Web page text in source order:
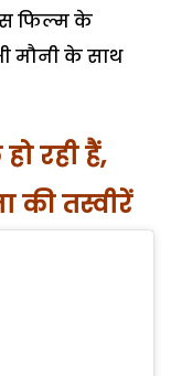
फिल्म के
मौनी के साथ
रही हैं,
की तस्वीरें